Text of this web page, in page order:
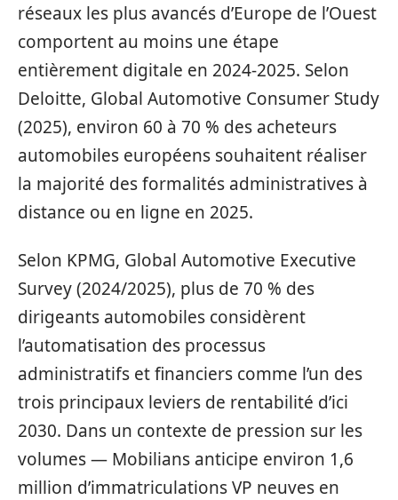
réseaux les plus avancés d’Europe de l’Ouest
comportent au moins une étape
entièrement digitale en 2024-2025. Selon
Deloitte, Global Automotive Consumer Study
(2025), environ 60 à 70 % des acheteurs
automobiles européens souhaitent réaliser
la majorité des formalités administratives à
distance ou en ligne en 2025.
Selon KPMG, Global Automotive Executive
Survey (2024/2025), plus de 70 % des
dirigeants automobiles considèrent
l’automatisation des processus
administratifs et financiers comme l’un des
trois principaux leviers de rentabilité d’ici
2030. Dans un contexte de pression sur les
volumes — Mobilians anticipe environ 1,6
million d’immatriculations VP neuves en